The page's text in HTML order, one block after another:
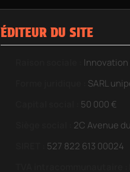
ÉDITEUR DU SITE
Innovation
SARL
50 000 €
2C Avenue
527 822 613 00024